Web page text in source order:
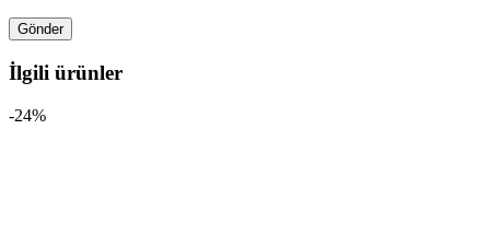
İlgili ürünler
-24%